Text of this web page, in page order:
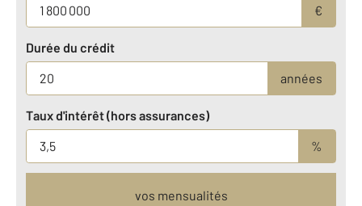
€
Durée du crédit
années
Taux d'intérêt (hors assurances)
%
vos mensualités